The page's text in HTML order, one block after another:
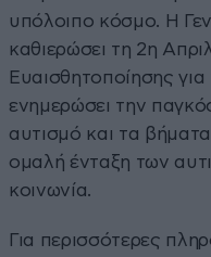
υπόλοιπο κόσμο. Η
καθιερώσει τη 2η
Ευαισθητοποίησης
ενημερώσει την
αυτισμό και τα
ομαλή ένταξη των
κοινωνία.
Για περισσότερες